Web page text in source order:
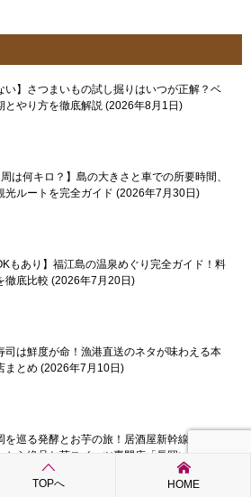
い】さつまいもの試し掘りはいつが正解？ベ
とやり方を徹底解説 2026年8月1日
周は何キロ？】島の大きさと車での所要時間、
光ルートを完全ガイド 2026年7月30日
もあり】福江島の温泉めぐり完全ガイド！料
徹底比較 2026年7月20日
司は鮮度が命！漁港直送のネタが味わえる本
まとめ 2026年7月10日
を巡る発酵とお芋の旅！居酒屋新幹線の聖地
から絶品お芋スイーツ専門店「長岡いも奉
底レポート
TOPへ HOME